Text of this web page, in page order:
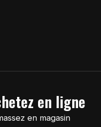
en ligne
en magasin